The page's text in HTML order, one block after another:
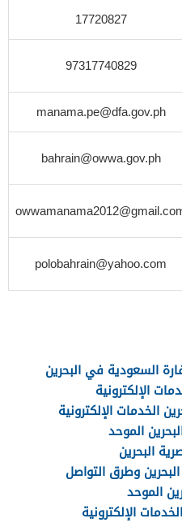
17720827
97317740829
manama.pe@dfa.gov.ph
bahrain@owwa.gov.ph
polobahrain@yahoo.com
السعودية في البحرين
الإلكترونية
الخدمات الإلكترونية
الموحد
البحرين
وطرق التواصل
الموحد
الإلكترونية